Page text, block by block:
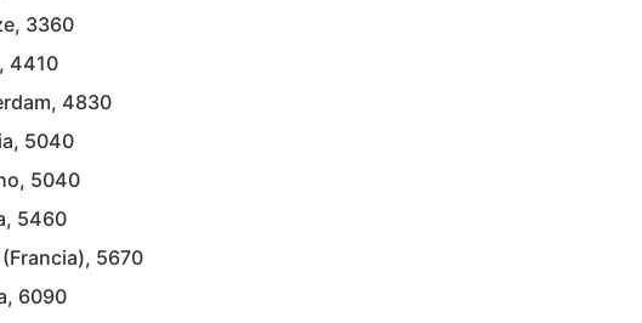
3360
4410
4830
5040
5040
5460
5670
6090